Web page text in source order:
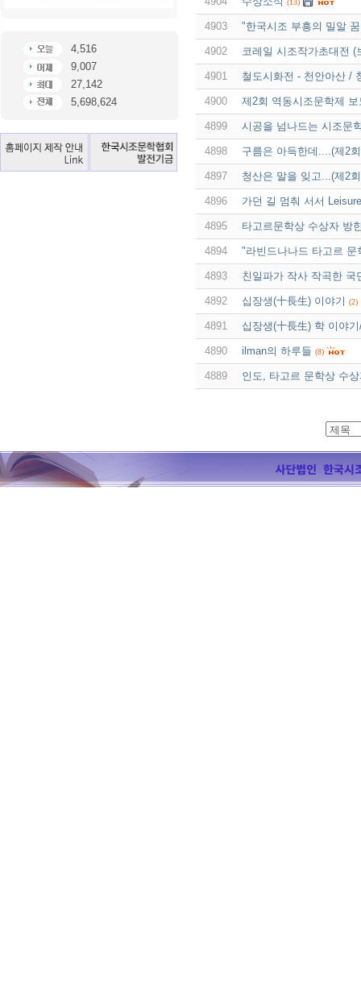
4,516
9,007
27,142
5,698,624
(13)
4903 "한국시조 부흥의 밀알
4902 코레일 시조작가초대전 (
4901 철도시화전 - 천안아산 /
4900 제2회 역동시조문학제
4899 시공을 넘나드는 시조문
4898 구름은 아득한데....(제2
4897 청산은 말을 잊고...(제2
4896 가던 길 멈춰 서서 Leisure
4895 타고르문학상 수상자 방
4894 "라빈드나나드 타고르
4893 친일파가 작사 작곡한 국
4892 십장생(十長生) 이야기 (2)
4891 십장생(十長生) 학 이야
4890 ilman의 하루들 (8)
4889 인도, 타고르 문학상 수